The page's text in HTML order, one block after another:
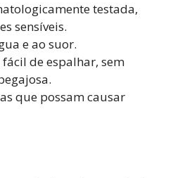
testada,
sensíveis.
e ao suor.
de espalhar, sem
que possam causar